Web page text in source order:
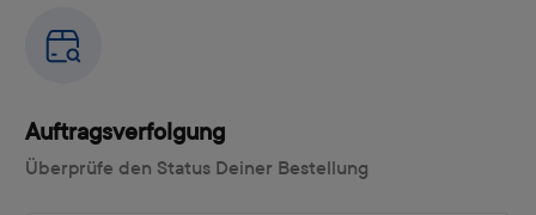
Auftragsverfolgung
Überprüfe den Status Deiner Bestellung